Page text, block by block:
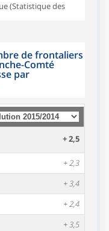
(Statistique des
de frontaliers
Comté
par
+ 2,5
+ 2,3
+ 3,4
+ 2,4
+ 3,5